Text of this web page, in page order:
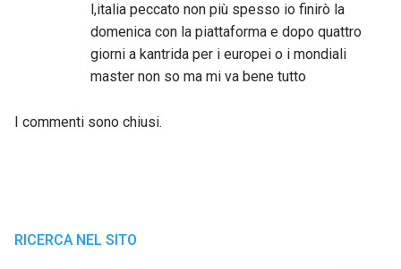
l,italia peccato non più spesso io finirò la
domenica con la piattaforma e dopo quattro
giorni a kantrida per i europei o i mondiali
master non so ma mi va bene tutto
I commenti sono chiusi.
RICERCA NEL SITO